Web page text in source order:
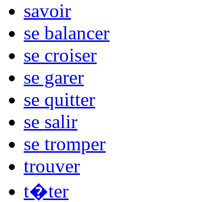
savoir
se balancer
se croiser
se garer
se quitter
se salir
se tromper
trouver
t�ter